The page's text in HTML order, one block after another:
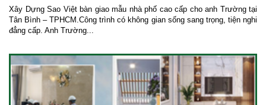
Xây Dựng Sao Việt bàn giao mẫu nhà phố cao cấp cho anh Trường tại
Tân Bình – TPHCM.Công trình có không gian sống sang trọng, tiện nghi
đẳng cấp. Anh Trường...